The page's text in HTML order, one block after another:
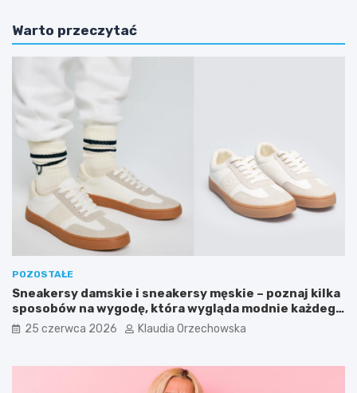
Warto przeczytać
POZOSTAŁE
Sneakersy damskie i sneakersy męskie – poznaj kilka
sposobów na wygodę, która wygląda modnie każdego
dnia25 czerwca 2026 Klaudia Orzechowska